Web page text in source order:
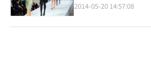
2014-05-20 14:57:08